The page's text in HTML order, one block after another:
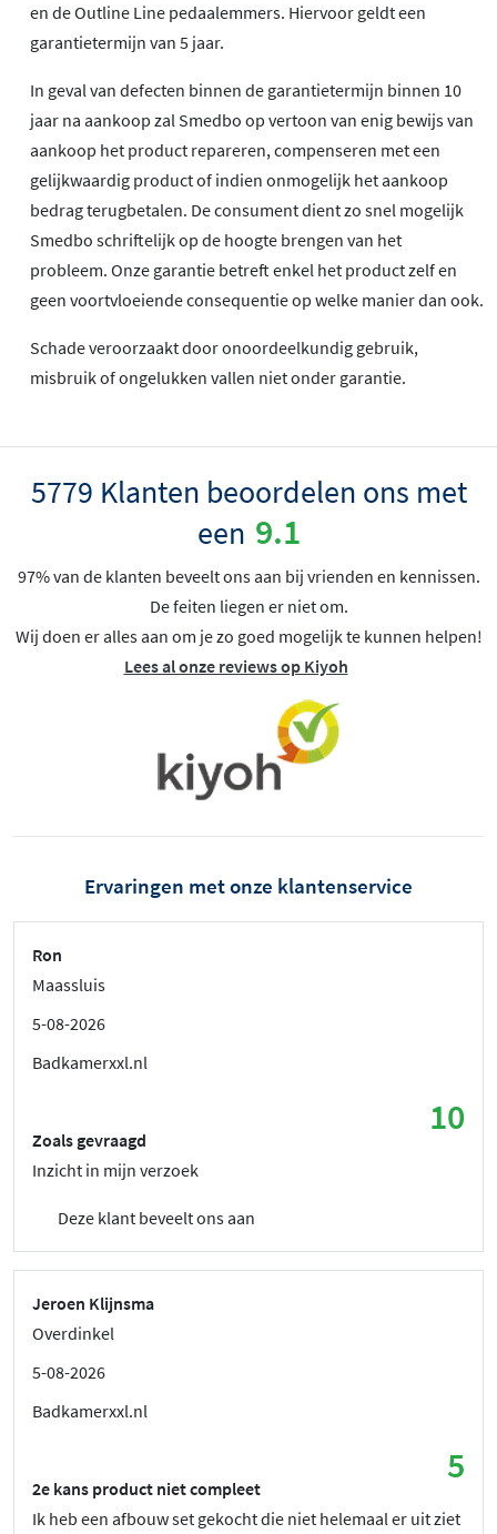
en de Outline Line pedaalemmers. Hiervoor geldt een
garantietermijn van 5 jaar.
In geval van defecten binnen de garantietermijn binnen 10
jaar na aankoop zal Smedbo op vertoon van enig bewijs van
aankoop het product repareren, compenseren met een
gelijkwaardig product of indien onmogelijk het aankoop
bedrag terugbetalen. De consument dient zo snel mogelijk
Smedbo schriftelijk op de hoogte brengen van het
probleem. Onze garantie betreft enkel het product zelf en
geen voortvloeiende consequentie op welke manier dan ook.
Schade veroorzaakt door onoordeelkundig gebruik,
misbruik of ongelukken vallen niet onder garantie.
5779 Klanten beoordelen ons met
een 9.1
97% van de klanten beveelt ons aan bij vrienden en kennissen.
De feiten liegen er niet om.
Wij doen er alles aan om je zo goed mogelijk te kunnen helpen!
Lees al onze reviews op Kiyoh
Ervaringen met onze klantenservice
Ron
Maassluis
5-08-2026
Badkamerxxl.nl
10
Zoals gevraagd
Inzicht in mijn verzoek
Deze klant beveelt ons aan
Jeroen Klijnsma
Overdinkel
5-08-2026
Badkamerxxl.nl
5
2e kans product niet compleet
Ik heb een afbouw set gekocht die niet helemaal er uit ziet